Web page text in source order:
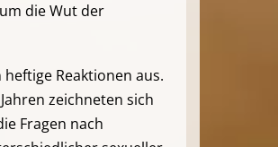
die Wut der
Reaktionen aus.
zeichneten sich
Fragen nach